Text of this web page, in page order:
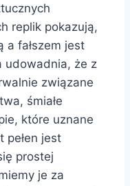
replik pokazują,
a fałszem jest
udowadnia, że z
związane
śmiałe
które uznane
pełen jest
prostej
je za